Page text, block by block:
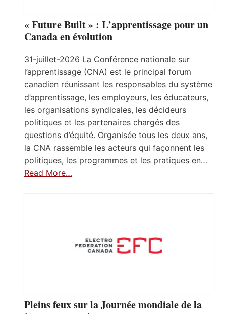
« Future Built » : L’apprentissage pour un
Canada en évolution
31-juillet-2026 La Conférence nationale sur
l’apprentissage (CNA) est le principal forum
canadien réunissant les responsables du système
d’apprentissage, les employeurs, les éducateurs,
les organisations syndicales, les décideurs
politiques et les partenaires chargés des
questions d’équité. Organisée tous les deux ans,
la CNA rassemble les acteurs qui façonnent les
politiques, les programmes et les pratiques en…
Read More…
Pleins feux sur la Journée mondiale de la